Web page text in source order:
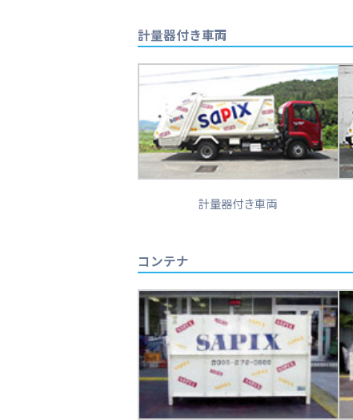
計量器付き車両
計量器付き車両
コンテナ